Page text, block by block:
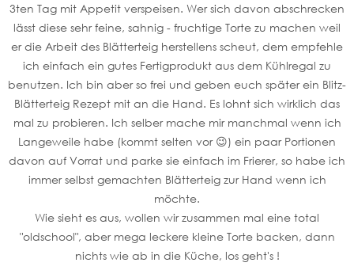
3ten Tag mit Appetit verspeisen. Wer sich davon abschrecken
lässt diese sehr feine, sahnig - fruchtige Torte zu machen weil
er die Arbeit des Blätterteig herstellens scheut, dem empfehle
ich einfach ein gutes Fertigprodukt aus dem Kühlregal zu
benutzen. Ich bin aber so frei und geben euch später ein Blitz-
Blätterteig Rezept mit an die Hand. Es lohnt sich wirklich das
mal zu probieren. Ich selber mache mir manchmal wenn ich
Langeweile habe (kommt selten vor 😉) ein paar Portionen
davon auf Vorrat und parke sie einfach im Frierer, so habe ich
immer selbst gemachten Blätterteig zur Hand wenn ich
möchte.
Wie sieht es aus, wollen wir zusammen mal eine total
"oldschool", aber mega leckere kleine Torte backen, dann
nichts wie ab in die Küche, los geht's !